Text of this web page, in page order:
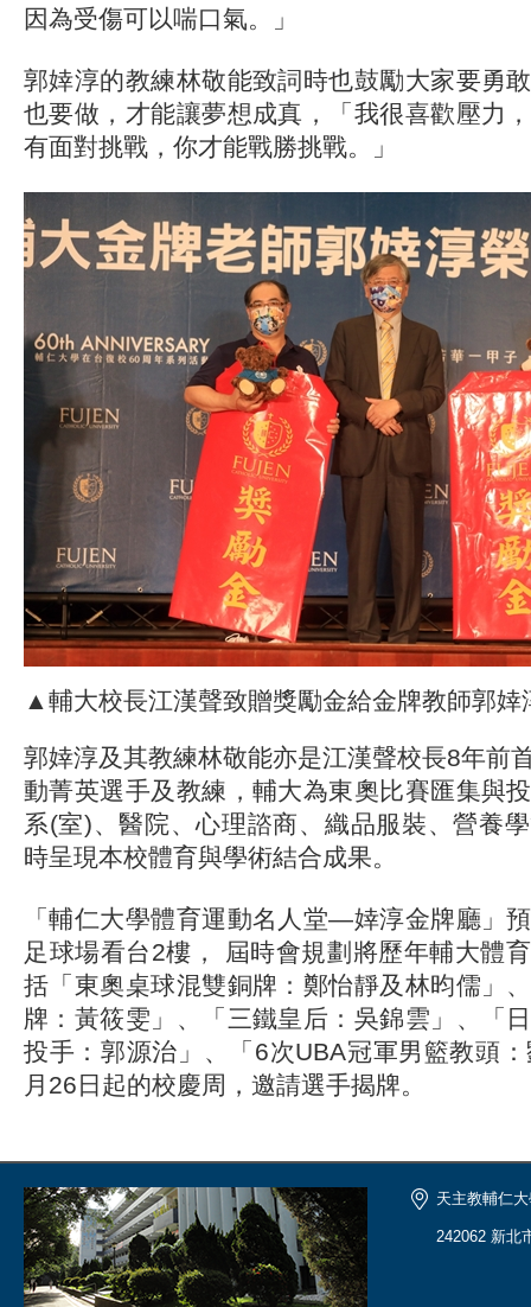
因為受傷可以喘口氣。」
郭婞淳的教練林敬能致詞時也鼓勵大家要勇
也要做，才能讓夢想成真，「我很喜歡壓力
有面對挑戰，你才能戰勝挑戰。」
▲輔大校長江漢聲致贈獎勵金給金牌教師郭婞
郭婞淳及其教練林敬能亦是江漢聲校長8年前
動菁英選手及教練，輔大為東奧比賽匯集與
系(室)、醫院、心理諮商、織品服裝、營養
時呈現本校體育與學術結合成果。
「輔仁大學體育運動名人堂—婞淳金牌廳」
足球場看台2樓， 屆時會規劃將歷年輔大體
括「東奧桌球混雙銅牌：鄭怡靜及林昀儒」
牌：黃筱雯」、「三鐵皇后：吳錦雲」、「
投手：郭源治」、「6次UBA冠軍男籃教頭
月26日起的校慶周，邀請選手揭牌。
天主教輔仁
242062 新北